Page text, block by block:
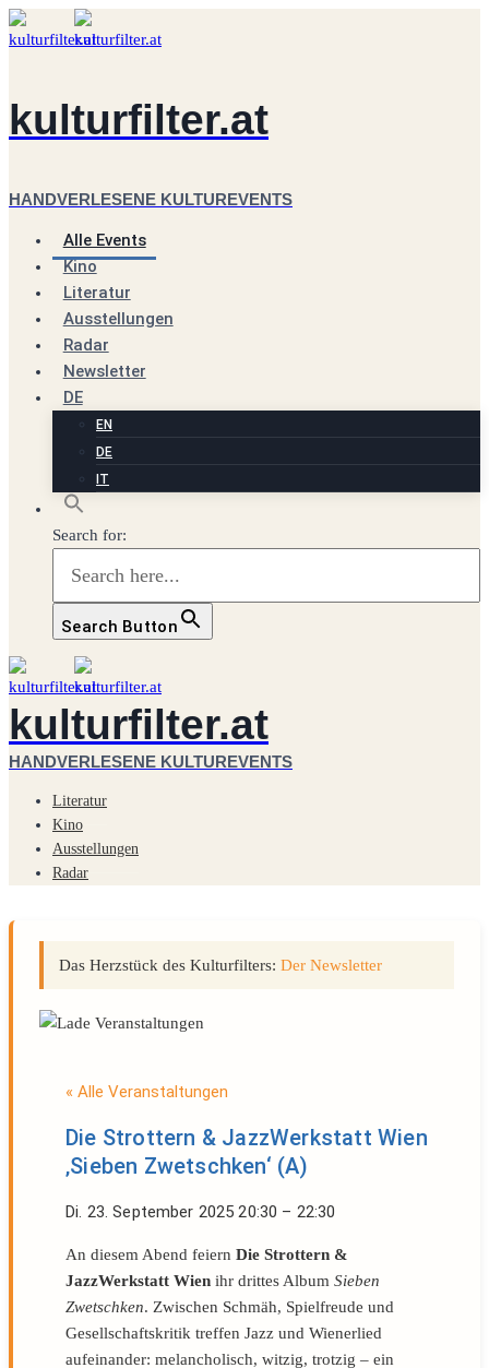
Zum
Inhalt
kulturfilter.at
HANDVERLESENE KULTUREVENTS
Alle Events
Kino
Literatur
Ausstellungen
Radar
Newsletter
DE
EN
DE
IT
Search for:
Search Button
kulturfilter.at
HANDVERLESENE KULTUREVENTS
Literatur
Kino
Ausstellungen
Radar
Das Herzstück des Kulturfilters: Der Newsletter
« Alle Veranstaltungen
Die Strottern & JazzWerkstatt Wien
‚Sieben Zwetschken‘ (A)
Di. 23. September 202520:30 – 22:30
An diesem Abend feiern Die Strottern &
JazzWerkstatt Wien ihr drittes Album Sieben
Zwetschken. Zwischen Schmäh, Spielfreude und
Gesellschaftskritik treffen Jazz und Wienerlied
aufeinander: melancholisch, witzig, trotzig – ein